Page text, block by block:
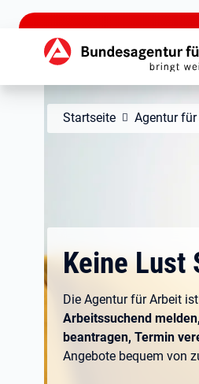
zu den Hauptinhalten springen
Hauptnavigation
Startseite Agentur
Keine Lust
Die Agentur für Arbeit
Arbeitssuchend
beantragen, Termin
Angebote bequem von